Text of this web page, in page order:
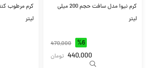
کرم نیوا مدل سافت حجم 200 میلی
لیتر
%6
470,000
440,000 تومان
لیتر